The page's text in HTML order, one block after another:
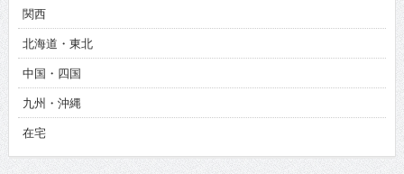
関西
北海道・東北
中国・四国
九州・沖縄
在宅